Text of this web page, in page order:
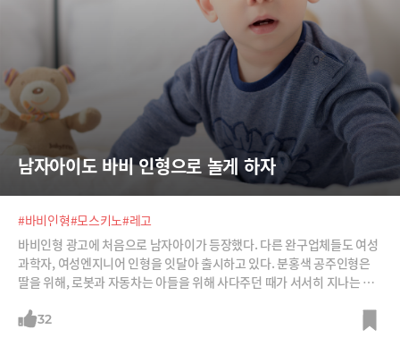
남자아이도 바비 인형으로 놀게 하자
#바비인형#모스키노#레고
바비인형 광고에 처음으로 남자아이가 등장했다. 다른 완구업체들도 여성
과학자, 여성엔지니어 인형을 잇달아 출시하고 있다. 분홍색 공주인형은
딸을 위해, 로봇과 자동차는 아들을 위해 사다주던 때가 서서히 지나는 것
32